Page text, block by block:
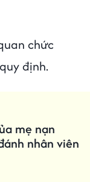
chức
định.
mẹ nạn
nhân viên